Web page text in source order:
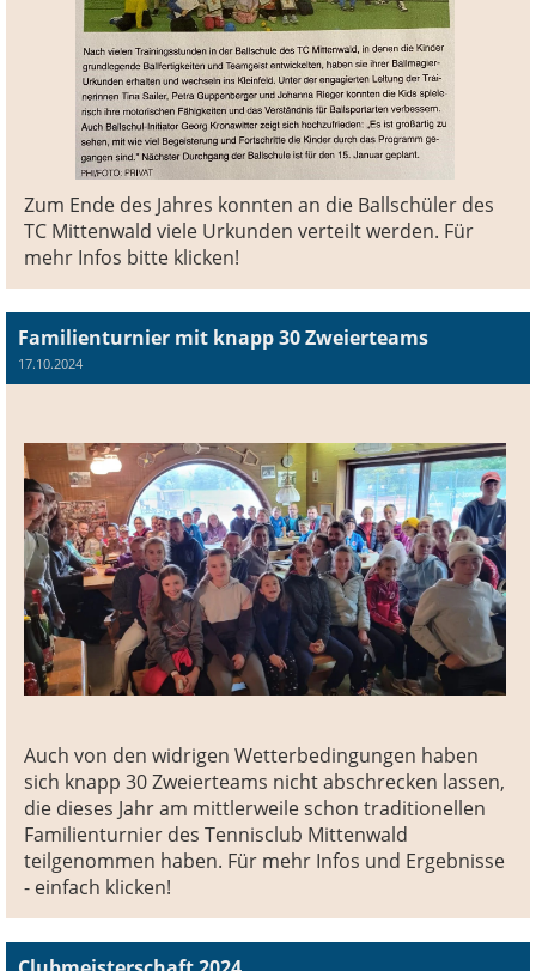
Zum Ende des Jahres konnten an die Ballschüler des
TC Mittenwald viele Urkunden verteilt werden. Für
mehr Infos bitte klicken!
Familienturnier mit knapp 30 Zweierteams
17.10.2024
Auch von den widrigen Wetterbedingungen haben
sich knapp 30 Zweierteams nicht abschrecken lassen,
die dieses Jahr am mittlerweile schon traditionellen
Familienturnier des Tennisclub Mittenwald
teilgenommen haben. Für mehr Infos und Ergebnisse
- einfach klicken!